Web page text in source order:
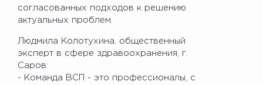
согласованных подходов к решению
актуальных проблем.
Людмила Колотухина, общественный
эксперт в сфере здравоохранения, г.
Саров:
- Команда ВСП - это профессионалы, с